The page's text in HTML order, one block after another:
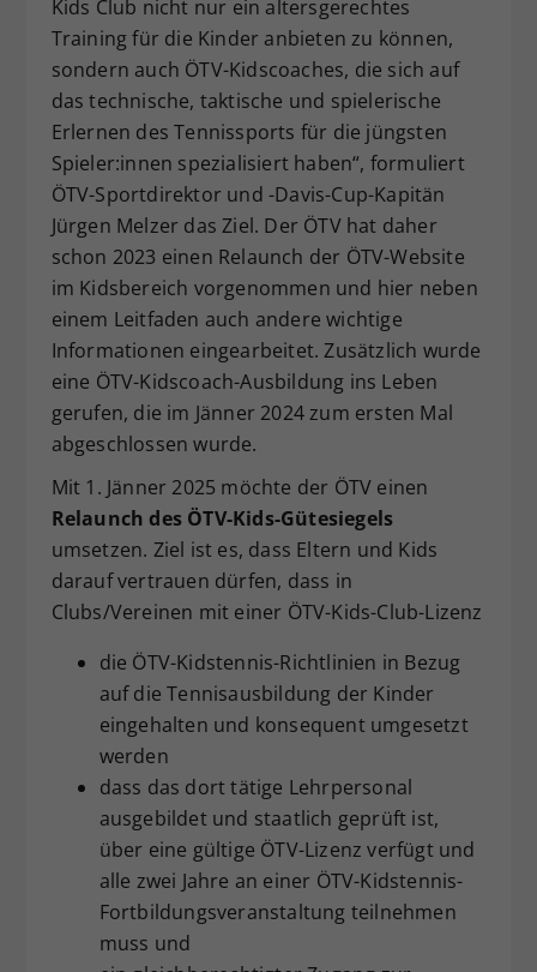
Kids Club nicht nur ein altersgerechtes
Training für die Kinder anbieten zu können,
sondern auch ÖTV-Kidscoaches, die sich auf
das technische, taktische und spielerische
Erlernen des Tennissports für die jüngsten
Spieler:innen spezialisiert haben“, formuliert
ÖTV-Sportdirektor und -Davis-Cup-Kapitän
Jürgen Melzer das Ziel. Der ÖTV hat daher
schon 2023 einen Relaunch der ÖTV-Website
im Kidsbereich vorgenommen und hier neben
einem Leitfaden auch andere wichtige
Informationen eingearbeitet. Zusätzlich wurde
eine ÖTV-Kidscoach-Ausbildung ins Leben
gerufen, die im Jänner 2024 zum ersten Mal
abgeschlossen wurde.
Mit 1. Jänner 2025 möchte der ÖTV einen
Relaunch des ÖTV-Kids-Gütesiegels
umsetzen. Ziel ist es, dass Eltern und Kids
darauf vertrauen dürfen, dass in
Clubs/Vereinen mit einer ÖTV-Kids-Club-Lizenz
die ÖTV-Kidstennis-Richtlinien in Bezug
auf die Tennisausbildung der Kinder
eingehalten und konsequent umgesetzt
werden
dass das dort tätige Lehrpersonal
ausgebildet und staatlich geprüft ist,
über eine gültige ÖTV-Lizenz verfügt und
alle zwei Jahre an einer ÖTV-Kidstennis-
Fortbildungsveranstaltung teilnehmen
muss und
Zweck
Dieser Wert speichert Ihre Consent-
Einstellungen. Unter anderem eine
zufällig generierte ID, für die
historische Speicherung Ihrer
vorgenommen Einstellungen, falls der
Webseiten-Betreiber dies eingestellt
hat.